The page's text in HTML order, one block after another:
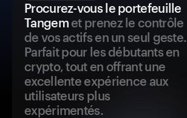
Procurez-vous le portefeuille
Tangemet prenez le contrôle
de vos actifs en un seul geste.
Parfait pour les débutants en
crypto, tout en offrant une
excellente expérience aux
utilisateurs plus
expérimentés.